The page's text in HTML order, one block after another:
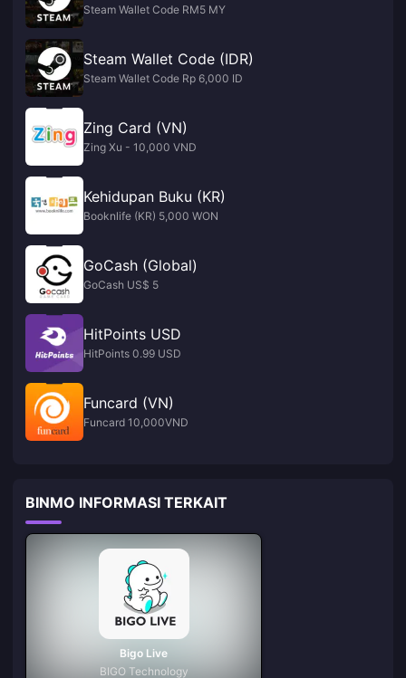
Steam Wallet Code RM5 MY
Steam Wallet Code (IDR)
Steam Wallet Code Rp 6,000 ID
Zing Card (VN)
Zing Xu - 10,000 VND
Kehidupan Buku (KR)
Booknlife (KR) 5,000 WON
GoCash (Global)
GoCash US$ 5
HitPoints USD
HitPoints 0.99 USD
Funcard (VN)
Funcard 10,000VND
BINMO INFORMASI TERKAIT
Bigo Live
BIGO Technology